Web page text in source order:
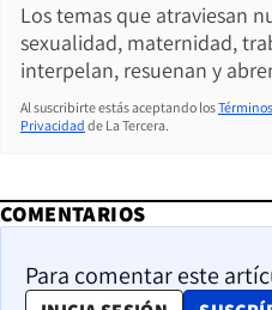
Los temas que atraviesan
sexualidad, maternidad,
interpelan, resuenan y
Al suscribirte estás aceptando los
Privacidad de La Tercera.
COMENTARIOS
Para comentar este